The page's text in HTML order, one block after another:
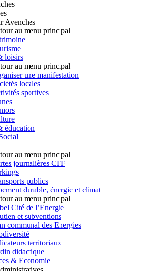
Avenches
au menu principal
loisirs
au menu principal
une manifestation
locales
sportives
éducation
au menu principal
journalières CFF
publics
durable, énergie et climat
au menu principal
Cité de l’Energie
et subventions
communal des Energies
territoriaux
didactique
& Economie